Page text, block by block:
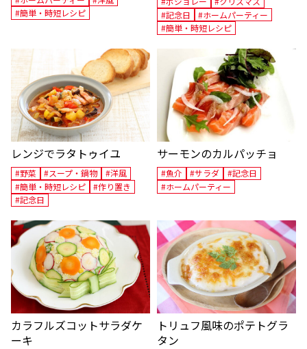
#簡単・時短レシピ
#記念日
#ホームパーティー
#簡単・時短レシピ
レンジでラタトゥイユ
#野菜 #スープ・鍋物
#洋風
#簡単・時短レシピ
#作り置き
#記念日
サーモンのカルパッチョ
#魚介 #サラダ
#記念日
#ホームパーティー
カラフルズコットサラダケ
ーキ
トリュフ風味のポテトグラ
タン